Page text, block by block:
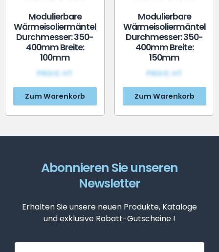
Modulierbare
Wärmeisoliermäntel
Durchmesser: 350-
400mm Breite:
100mm
PRIX€ HT
Zum Warenkorb
Modulierbare
Wärmeisoliermäntel
Durchmesser: 350-
400mm Breite:
150mm
PRIX€ HT
Zum Warenkorb
Abonnieren Sie unseren
Newsletter
Erhalten Sie unsere neuen Produkte, Kataloge
und exklusive Rabatt-Gutscheine !